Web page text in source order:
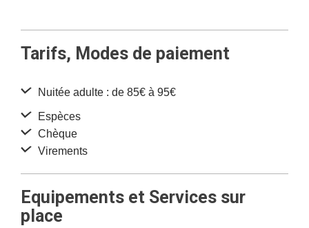
Tarifs, Modes de paiement
Nuitée adulte : de 85€ à 95€
Espèces
Chèque
Virements
Equipements et Services sur
place